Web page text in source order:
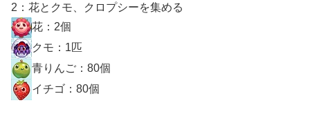
2：花とクモ、クロプシーを集める
花：2個
クモ：1匹
青りんご：80個
イチゴ：80個